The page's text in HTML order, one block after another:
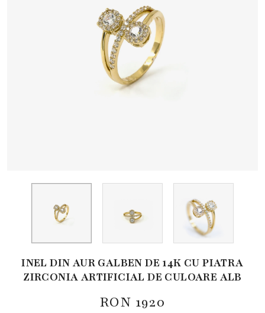
INEL DIN AUR GALBEN DE 14K CU PIATRA
ZIRCONIA ARTIFICIAL DE CULOARE ALB
RON 1920